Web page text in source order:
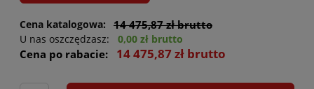
Cena katalogowa: 14 475,87 zł brutto
U nas oszczędzasz: 0,00 zł brutto
Cena po rabacie: 14 475,87 zł brutto